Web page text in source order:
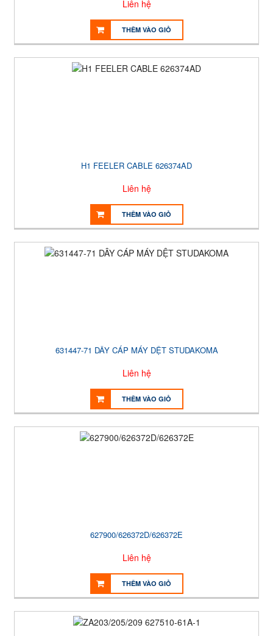
Liên hệ
THÊM VÀO GIỎ
H1 FEELER CABLE 626374AD
Liên hệ
THÊM VÀO GIỎ
631447-71 DÂY CÁP MÁY DỆT STUDAKOMA
Liên hệ
THÊM VÀO GIỎ
627900/626372D/626372E
Liên hệ
THÊM VÀO GIỎ